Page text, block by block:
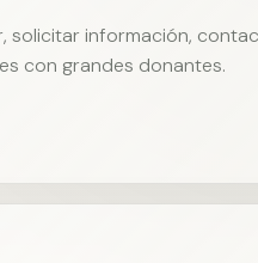
solicitar información,
con grandes donantes.